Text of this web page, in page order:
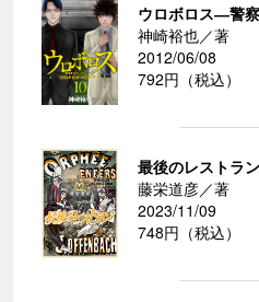
ウロボロス―警
神崎裕也／著
2012/06/08
792円（税込）
最後のレストラ
藤栄道彦／著
2023/11/09
748円（税込）